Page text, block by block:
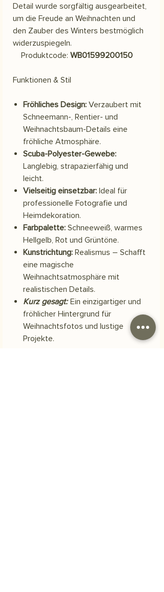
Detail wurde sorgfältig ausgearbeitet,
um die Freude an Weihnachten und
den Zauber des Winters bestmöglich
widerzuspiegeln.
Produktcode: WB01599200150
Funktionen & Stil
Fröhliches Design: Verzaubert mit
Schneemann-, Rentier- und
Weihnachtsbaum-Details eine
fröhliche Atmosphäre.
Scuba-Polyester-Gewebe:
Langlebig, strapazierfähig und
leicht.
Vielseitig einsetzbar: Ideal für
professionelle Fotografie und
Heimdekoration.
Farbpalette: Schneeweiß, warmes
Hellgelb, Rot und Grüntöne.
Kunstrichtung: Realismus – Schafft
eine magische
Weihnachtsatmosphäre mit
realistischen Details.
Kurz gesagt: Ein einzigartiger und
fröhlicher Hintergrund für
Weihnachtsfotos und lustige
Projekte.